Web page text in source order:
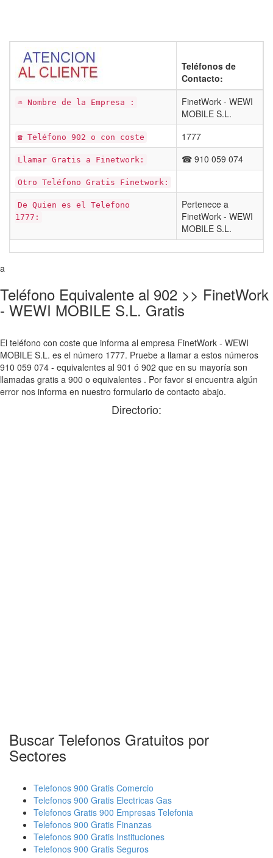
Teléfonos de
Contacto:
♒ Nombre de la Empresa :
FinetWork - WEWI
MOBILE S.L.
☎ Teléfono 902 o con coste 1777
Llamar Gratis a Finetwork: ☎ 910 059 074
Otro Teléfono Gratis Finetwork:
De Quien es el Telefono
1777:
Pertenece a
FinetWork - WEWI
MOBILE S.L.
a
Teléfono Equivalente al 902 >> FinetWork
- WEWI MOBILE S.L. Gratis
El teléfono con coste que informa al empresa FinetWork - WEWI
MOBILE S.L. es el número 1777. Pruebe a llamar a estos números
910 059 074 - equivalentes al 901 ó 902 que en su mayoría son
llamadas gratis a 900 o equivalentes . Por favor si encuentra algún
error nos informa en nuestro formulario de contacto abajo.
Directorio:
Buscar Telefonos Gratuitos por
Sectores
Telefonos 900 Gratis Comercio
Telefonos 900 Gratis Electricas Gas
Telefonos Gratis 900 Empresas Telefonia
Telefonos 900 Gratis Finanzas
Telefonos 900 Gratis Instituciones
Telefonos 900 Gratis Seguros